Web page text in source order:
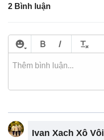
2 Bình luận
Ivan Xach Xô Vôi